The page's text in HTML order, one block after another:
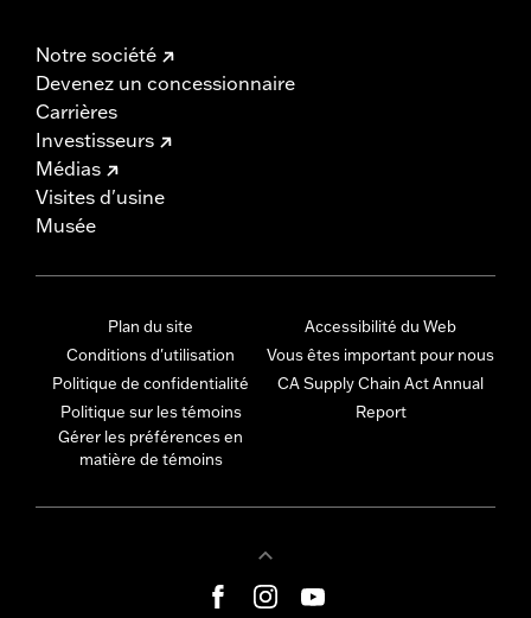
Notre société
Devenez un concessionnaire
Carrières
Investisseurs
Médias
Visites d'usine
Musée
Plan du site
Conditions d'utilisation
Politique de confidentialité
Politique sur les témoins
Gérer les préférences en
matière de témoins
Accessibilité du Web
Vous êtes important pour nous
CA Supply Chain Act Annual
Report